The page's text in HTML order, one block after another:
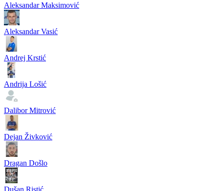
Aleksandar Maksimović
Aleksandar Vasić
Andrej Krstić
Andrija Lošić
Dalibor Mitrović
Dejan Živković
Dragan Došlo
Dušan Ristić